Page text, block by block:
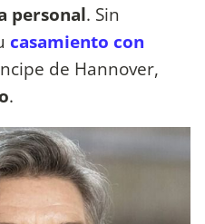
personal. Sin
casamiento con
de Hannover,
.